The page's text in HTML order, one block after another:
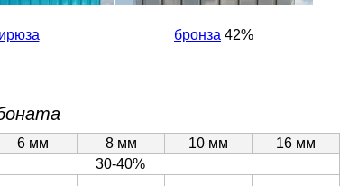
бронза 42%
6 мм 8 мм 10 мм
16 мм
30-40%